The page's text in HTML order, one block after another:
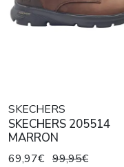
SKECHERS
SKECHERS 205514
MARRON
69,97€ 99,95€